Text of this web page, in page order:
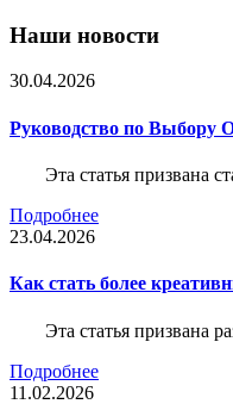
Наши новости
30.04.2026
Руководство по Выбору
Эта статья призвана
Подробнее
23.04.2026
Как стать более
Эта статья призвана
Подробнее
11.02.2026